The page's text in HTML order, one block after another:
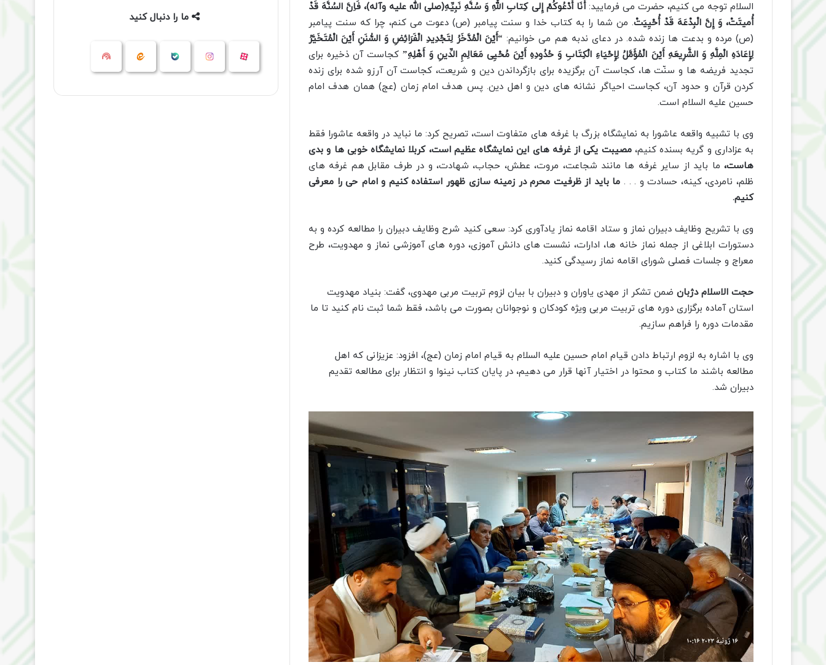
السلام توجه می کنیم، حضرت می فرمایید:أَنَا أَدْعُوکُمْ إِلى کِتابِ اللّهِ وَ سُنَّهِ نَبِیِّهِ(صلى الله علیه وآله)، فَاِنَّ السُنَّهَ قَدْ
أُمیتَتْ، وَ إِنَّ الْبِدْعَهَ قَدْ أُحْیِیَتْ. من شما را به کتاب خدا و سنت پیامبر (ص) دعوت می کنم، چرا که سنت پیامبر
(ص) مرده و بدعت ها زنده شده. در دعای ندبه هم می خوانیم: “أَیْنَ الْمُدَّخَرُ لِتَجْدِیدِ الْفَرَائِضِ وَ السُّنَنِ أَیْنَ الْمُتَخَیَّرُ
لِإِعَادَهِ الْمِلَّهِ وَ الشَّرِیعَهِ أَیْنَ الْمُؤَمَّلُ لِإِحْیَاءِ الْکِتَابِ وَ حُدُودِهِ أَیْنَ مُحْیِی مَعَالِمِ الدِّینِ وَ أَهْلِهِ”کجاست آن ذخیره برای
تجدید فریضه ها و سنّت ها، کجاست آن برگزیده برای بازگرداندن دین و شریعت، کجاست آن آرزو شده برای زنده
کردن قرآن و حدود آن، کجاست احیاگر نشانه های دین و اهل دین. پس هدف امام زمان (عج) همان هدف امام
حسین علیه السلام است.
وی با تشبیه واقعه عاشورا به نمایشگاه بزرگ با غرفه های متفاوت است، تصریح کرد: ما نباید در واقعه عاشورا فقط
به عزاداری و گریه بسنده کنیم،مصیبت یکی از غرفه های این نمایشگاه عظیم است، کربلا نمایشگاه خوبی ها و بدی
هاست، ما باید از سایر غرفه ها مانند شجاعت، مروت، عطش، حجاب، شهادت، و در طرف مقابل هم غرفه های
ظلم، نامردی، کینه، حسادت و . . . ما باید از ظرفیت محرم در زمینه سازی ظهور استفاده کنیم و امام حی را معرفی
کنیم.
وی با تشریح وظایف دبیران نماز و ستاد اقامه نماز یادآوری کرد: سعی کنید شرح وظایف دبیران را مطالعه کرده و به
دستورات ابلاغی از جمله نماز خانه ها، ادارات، نشست های دانش آموزی، دوره های آموزشی نماز و مهدویت، طرح
معراج و جلسات فصلی شورای اقامه نماز رسیدگی کنید.
حجت الاسلام دژبان ضمن تشکر از مهدی یاوران و دبیران با بیان لزوم تربیت مربی مهدوی، گفت: بنیاد مهدویت
استان آماده برگزاری دوره های تربیت مربی ویژه کودکان و نوجوانان بصورت می باشد، فقط شما ثبت نام کنید تا ما
مقدمات دوره را فراهم سازیم.
وی با اشاره به لزوم ارتباط دادن قیام امام حسین علیه السلام به قیام امام زمان (عج)، افزود: عزیزانی که اهل
مطالعه باشند ما کتاب و محتوا در اختیار آنها قرار می دهیم، در پایان کتاب نینوا و انتظار برای مطالعه تقدیم
دبیران شد.
ما را دنبال کنید
آپارات اینستاگرام ایتا